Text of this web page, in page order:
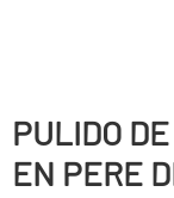
PULIDO
EN PERE